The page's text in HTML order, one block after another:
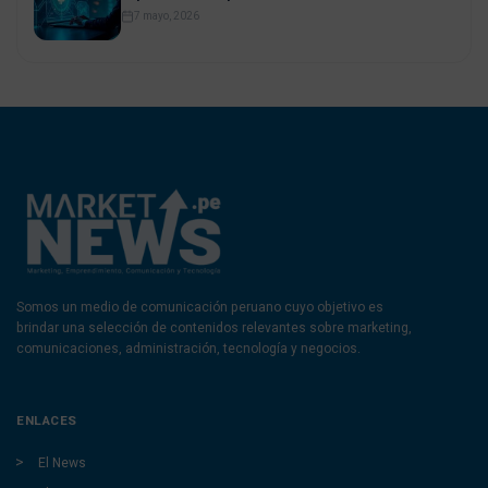
7 mayo, 2026
Somos un medio de comunicación peruano cuyo objetivo es
brindar una selección de contenidos relevantes sobre marketing,
comunicaciones, administración, tecnología y negocios.
ENLACES
El News